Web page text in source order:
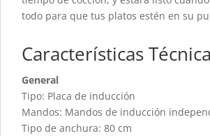
todo para que tus platos estén en su
Características
General
Tipo: Placa de inducción
Mandos: Mandos de inducción
Tipo de anchura: 80 cm